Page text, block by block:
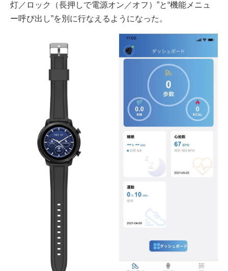
灯／ロック（長押しで電源オン／オフ）”と“機能メニュ
ー呼び出し”を別に行なえるようになった。